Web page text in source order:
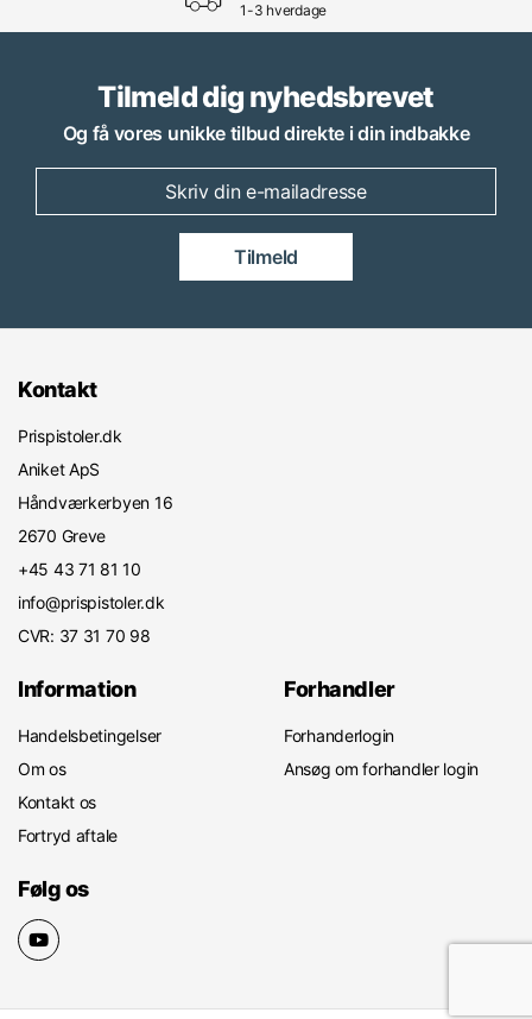
1-3 hverdage
Tilmeld dig nyhedsbrevet
Og få vores unikke tilbud direkte i din indbakke
Tilmeld
Kontakt
Prispistoler.dk
Aniket ApS
Håndværkerbyen 16
2670 Greve
+45 43 71 81 10
info@prispistoler.dk
CVR: 37 31 70 98
Information
Handelsbetingelser
Om os
Kontakt os
Fortryd aftale
Forhandler
Forhanderlogin
Ansøg om forhandler login
Følg os